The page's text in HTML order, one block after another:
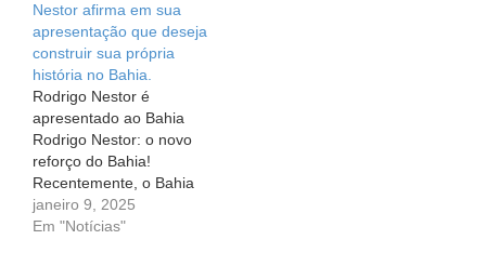
esperanças das torcidas
estão sempre nas
alturas. Para os
torcedores do Bahia, a
chegada de Rodrigo
Nestor era vista como
uma ação promissora.…
Nestor afirma em sua
apresentação que deseja
construir sua própria
história no Bahia.
Rodrigo Nestor é
apresentado ao Bahia
Rodrigo Nestor: o novo
reforço do Bahia!
Recentemente, o Bahia
deu as boas-vindas a
mais um reforço que
janeiro 9, 2025
Em "Notícias"